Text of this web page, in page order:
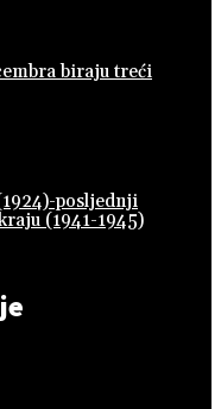
biraju treći
posljednji
(1941-1945)